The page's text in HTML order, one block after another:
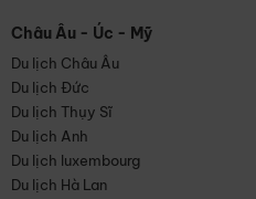
Châu Âu - Úc - Mỹ
Du lịch Châu Âu
Du lịch Đức
Du lịch Thụy Sĩ
Du lịch Anh
Du lịch luxembourg
Du lịch Hà Lan